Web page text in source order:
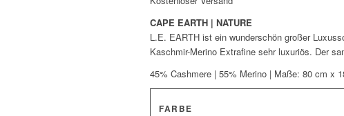
CAPE EARTH | NATURE
L.E. EARTH ist ein wunderschön großer
Kaschmir-Merino Extrafine sehr luxuriös. Der
45% Cashmere | 55% Merino | Maße: 80 cm x
FARBE